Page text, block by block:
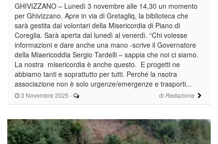
3 Novembre 2025 - di Redazione
GHIVIZZANO – Lunedì 3 novembre alle 14,30 un momento
per Ghivizzano. Apre in via di Gretagliq, la biblioteca che
sarà gestita dai volontari della Misericordia di Piano di
Coreglia. Sarà aperta dal lunedì al venerdì. “Chi volesse
informazioni e dare anche una mano -scrive il Governatore
della Miaericoddia Sergio Tardelli – sappia che noi ci siamo.
La nostra misericordia è anche questo. E progetti ne
abbiamo tanti e soprattutto per tutti. Perché la nsotra
associazione non è solo urgenze/emergenze e trasporti...